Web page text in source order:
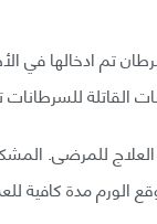
القاتلة
للمرضى.
الورم مدة كافية